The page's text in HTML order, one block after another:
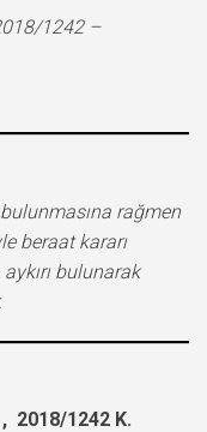
1242 –
rağmen
beraat kararı
bulunarak
1242 K.